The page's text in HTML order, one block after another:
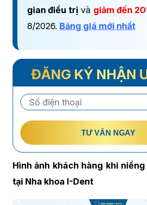
gian điều trị và giảm đến
8/2026. Bảng giá mới nhất
ĐĂNG KÝ NHẬN
TƯ VẤN NGAY
Hình ảnh khách hàng khi
tại Nha khoa I-Dent